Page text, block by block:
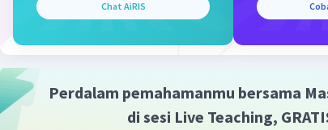
Chat AiRIS
Perdalam pemahamanmu bersama
di sesi Live Teaching,